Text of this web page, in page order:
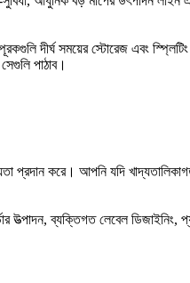
দীর্ঘ সময়ের স্টোরেজ এবং
পাঠাব।
আপনি যদি খাদ্যতালিকাগত
ব্যক্তিগত লেবেল